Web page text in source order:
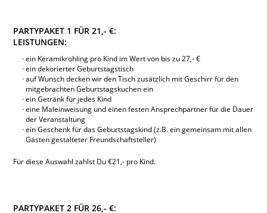
PARTYPAKET 1 FÜR 21,- €:
LEISTUNGEN:
ein Keramikrohling pro Kind im Wert von bis zu 27,- €
ein dekorierter Geburtstagstisch
auf Wunsch decken wir den Tisch zusätzlich mit Geschirr für den
mitgebrachten Geburtstagskuchen ein
ein Getränk für jedes Kind
eine Maleinweisung und einen festen Ansprechpartner für die Dauer
der Veranstaltung
ein Geschenk für das Geburtstagskind (z.B. ein gemeinsam mit allen
Gästen gestalteter Freundschaftsteller)
Für diese Auswahl zahlst Du €21,- pro Kind.
PARTYPAKET 2 FÜR 26,- €: